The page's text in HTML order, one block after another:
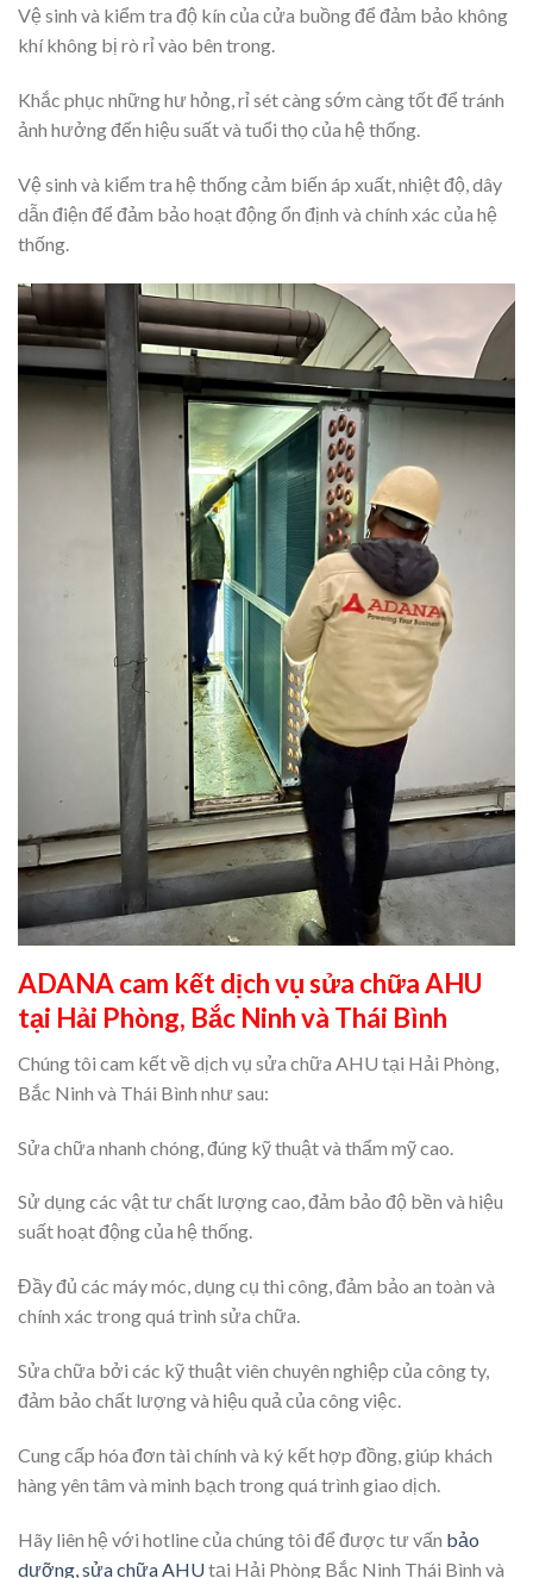
Vệ sinh và kiểm tra độ kín của cửa buồng để đảm bảo không
khí không bị rò rỉ vào bên trong.
Khắc phục những hư hỏng, rỉ sét càng sớm càng tốt để tránh
ảnh hưởng đến hiệu suất và tuổi thọ của hệ thống.
Vệ sinh và kiểm tra hệ thống cảm biến áp xuất, nhiệt độ, dây
dẫn điện để đảm bảo hoạt động ổn định và chính xác của hệ
thống.
ADANA cam kết dịch vụ sửa chữa AHU
tại Hải Phòng, Bắc Ninh và Thái Bình
Chúng tôi cam kết về dịch vụ sửa chữa AHU tại Hải Phòng,
Bắc Ninh và Thái Bình như sau:
Sửa chữa nhanh chóng, đúng kỹ thuật và thẩm mỹ cao.
Sử dụng các vật tư chất lượng cao, đảm bảo độ bền và hiệu
suất hoạt động của hệ thống.
Đầy đủ các máy móc, dụng cụ thi công, đảm bảo an toàn và
chính xác trong quá trình sửa chữa.
Sửa chữa bởi các kỹ thuật viên chuyên nghiệp của công ty,
đảm bảo chất lượng và hiệu quả của công việc.
Cung cấp hóa đơn tài chính và ký kết hợp đồng, giúp khách
hàng yên tâm và minh bạch trong quá trình giao dịch.
Hãy liên hệ với hotline của chúng tôi để được tư vấn bảo
dưỡng, sửa chữa AHUtại Hải Phòng Bắc Ninh Thái Bình và